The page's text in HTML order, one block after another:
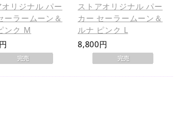
リジナル パー
ーラームーン＆
ンク M
ストアオリジナル パー
カー セーラームーン＆
ルナ ピンク L
8,800円